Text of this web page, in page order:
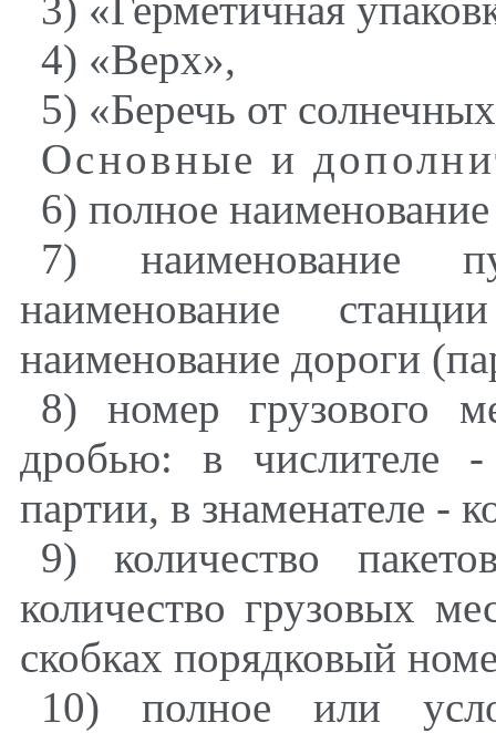
4) «Верх»,
5) «Беречь от
Основные и
6) полное наименование
7) наименование
наименование
наименование дороги
8) номер грузового
дробью: в числителе
партии, в знаменателе -
9) количество
количество грузовых
скобках порядковый
10) полное или